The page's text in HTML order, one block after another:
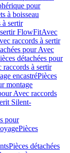
pour
à boisseau
à sertir
sertir FlowFitAvec
raccords à sertir
pour Avec
détachées pour
raccords à sertir
encastréPièces
montage
Avec raccords
Silent-
pour
Pièces
Pièces détachées